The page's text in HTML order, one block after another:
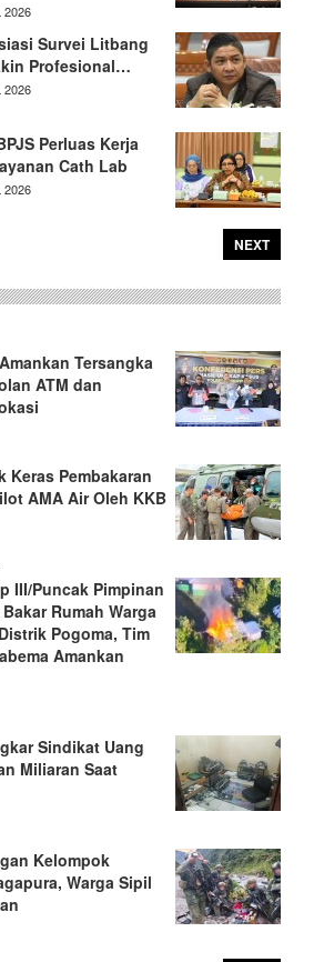
2026
Survei Litbang
Profesional…
2026
Perluas Kerja
Cath Lab
2026
NEXT
Tersangka
ATM dan
Keras Pembakaran
AMA Air Oleh KKB
III/Puncak Pimpinan
Rumah Warga
Pogoma, Tim
Amankan
Sindikat Uang
Miliaran Saat
Kelompok
Warga Sipil